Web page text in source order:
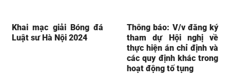
Khai mạc giải Bóng đá
Luật sư Hà Nội 2024
Thông báo: V/v đăng ký
tham dự Hội nghị về
thực hiện án chỉ định và
các quy định khác trong
hoạt động tố tụng